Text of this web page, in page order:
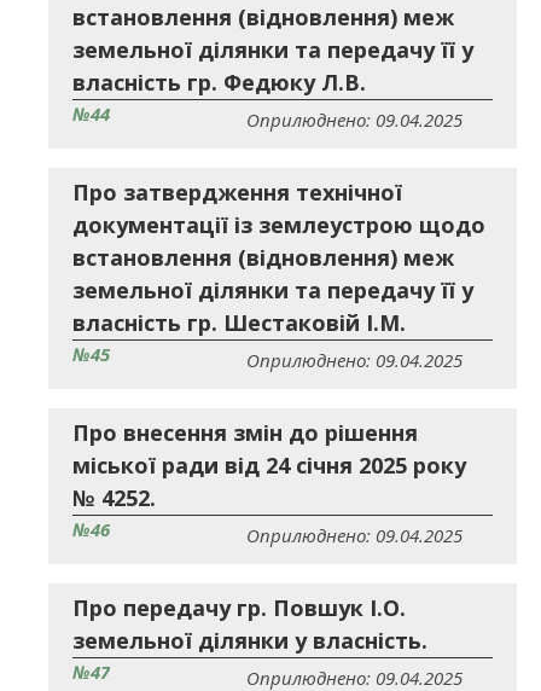
встановлення (відновлення) меж
земельної ділянки та передачу її у
власність гр. Федюку Л.В.
№44 Оприлюднено: 09.04.2025
Про затвердження технічної
документації із землеустрою щодо
встановлення (відновлення) меж
земельної ділянки та передачу її у
власність гр. Шестаковій І.М.
№45 Оприлюднено: 09.04.2025
Про внесення змін до рішення
міської ради від 24 січня 2025 року
№ 4252.
№46 Оприлюднено: 09.04.2025
Про передачу гр. Повшук І.О.
земельної ділянки у власність.
№47 Оприлюднено: 09.04.2025